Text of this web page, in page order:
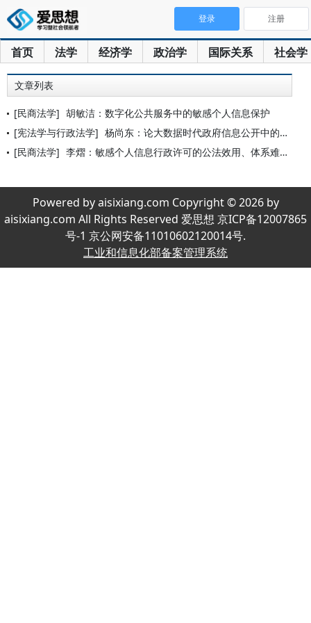
首页 法学 经济学 政治学 国际关系 社会学
登录 注册
文章列表
[民商法学] 胡敏洁：数字化公共服务中的敏感个人信息保护
[宪法学与行政法学] 杨尚东：论大数据时代政府信息公开中的敏感个人信息保护
[民商法学] 李熠：敏感个人信息行政许可的公法效用、体系难题与法治完善
Powered by aisixiang.com Copyright © 2026 by
aisixiang.com All Rights Reserved 爱思想 京ICP备12007865
号-1 京公网安备11010602120014号.
工业和信息化部备案管理系统